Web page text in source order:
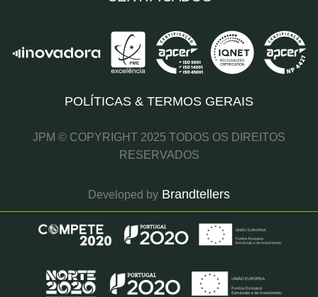
POLÍTICAS & TERMOS GERAIS
JPM © COPYRIGHT 2025 TODOS OS DIREITOS
RESERVADOS
Developed by Brandtellers